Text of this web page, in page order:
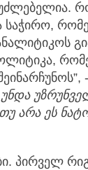
საჭირო,
არა ეს
პირველ